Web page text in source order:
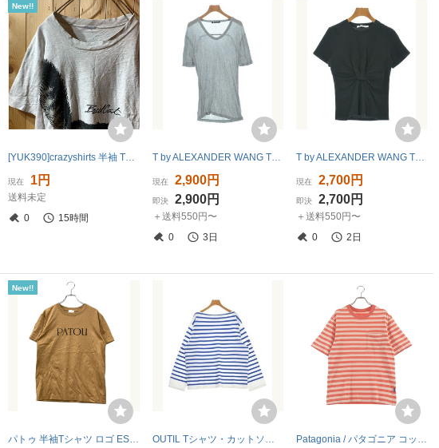
New!!
[YUK390]crazyshirts 半袖 Tシャツ カットソー 杢グレー
現在 1円
送料未定
0
15時間
T by ALEXANDER WANG Tシャツ・カットソー レディース ティーバイアレキサンダーワン 中古 古着
現在 2,900円
即決 2,900円
＋送料550円〜
0
3日
T by ALEXANDER WANG Tシャツ・カットソー レディース ティーバイアレキサンダーワン 中古 古着
現在 2,700円
即決 2,700円
＋送料550円〜
0
2日
New!!
パトゥ 半袖Tシャツ ロゴ ES-JE029-99-3 レディース SIZE XS PATOU OUTIL Tシャツ・カットソー レディース ウティ 中古 古着 Patagonia / パタゴニア コットン ボーダー Tシャツ カットソー